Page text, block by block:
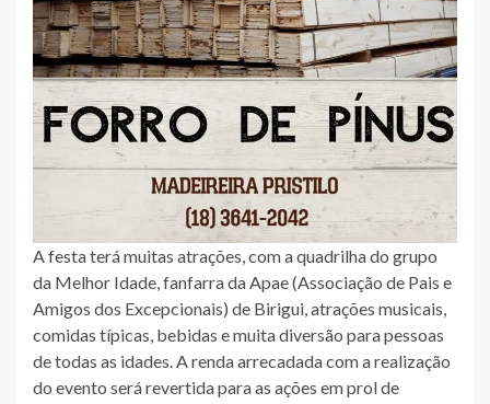
A festa terá muitas atrações, com a quadrilha do grupo
da Melhor Idade, fanfarra da Apae (Associação de Pais e
Amigos dos Excepcionais) de Birigui, atrações musicais,
comidas típicas, bebidas e muita diversão para pessoas
de todas as idades. A renda arrecadada com a realização
do evento será revertida para as ações em prol de